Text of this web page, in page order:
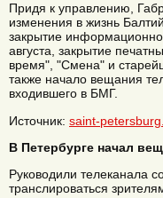
Придя к управлению,
изменения в жизнь
закрытие
августа, закрытие
время", "Смена" и
также начало вещания
входившего в БМГ.
Источник: saint-
В Петербурге начал
Руководили телеканала
транслироваться